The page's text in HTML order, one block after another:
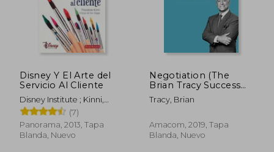
Disney Y El Arte del
Servicio Al Cliente
Disney Institute ; Kinni,
Theodore
(7)
Panorama, 2013, Tapa
Blanda, Nuevo
Negotiation (The
Brian Tracy Success
Library) (en Inglés)
Tracy, Brian
Amacom, 2019, Tapa
Blanda, Nuevo